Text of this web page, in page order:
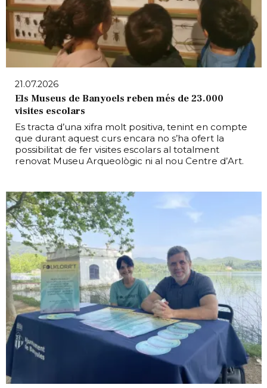
21.07.2026
Els Museus de Banyoels reben més de 23.000
visites escolars
Es tracta d’una xifra molt positiva, tenint en compte
que durant aquest curs encara no s’ha ofert la
possibilitat de fer visites escolars al totalment
renovat Museu Arqueològic ni al nou Centre d’Art.